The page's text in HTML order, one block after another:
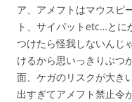
ア、アメフトはマウスピ
ト、サイパットetc…とに
つけたら怪我しないんじ
けるから思いっきりぶつ
面、ケガのリスクが大き
出すぎてアメフト禁止令